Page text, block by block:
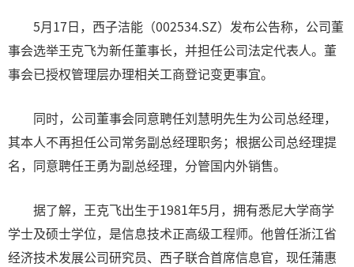
5月17日，西子洁能（002534.SZ）发布公告称，公司董
事会选举王克飞为新任董事长，并担任公司法定代表人。董
事会已授权管理层办理相关工商登记变更事宜。
同时，公司董事会同意聘任刘慧明先生为公司总经理，
其本人不再担任公司常务副总经理职务；根据公司总经理提
名，同意聘任王勇为副总经理，分管国内外销售。
据了解，王克飞出生于1981年5月，拥有悉尼大学商学
学士及硕士学位，是信息技术正高级工程师。他曾任浙江省
经济技术发展公司研究员、西子联合首席信息官，现任蒲惠